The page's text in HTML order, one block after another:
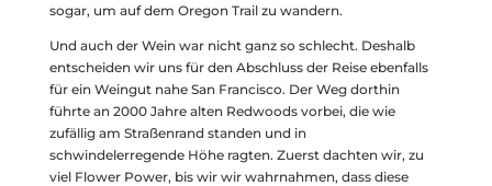
sogar, um auf dem Oregon Trail zu wandern.
Und auch der Wein war nicht ganz so schlecht. Deshalb
entscheiden wir uns für den Abschluss der Reise ebenfalls
für ein Weingut nahe San Francisco. Der Weg dorthin
führte an 2000 Jahre alten Redwoods vorbei, die wie
zufällig am Straßenrand standen und in
schwindelerregende Höhe ragten. Zuerst dachten wir, zu
viel Flower Power, bis wir wir wahrnahmen, dass diese